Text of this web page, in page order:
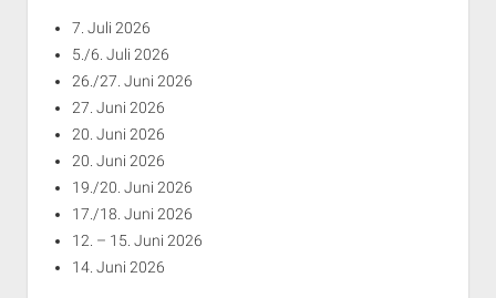
7. Juli 2026
5./6. Juli 2026
26./27. Juni 2026
27. Juni 2026
20. Juni 2026
20. Juni 2026
19./20. Juni 2026
17./18. Juni 2026
12. – 15. Juni 2026
14. Juni 2026